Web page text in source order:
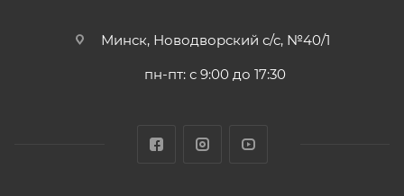
Минск, Новодворский с/с, №40/1
пн-пт: с 9:00 до 17:30